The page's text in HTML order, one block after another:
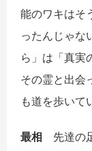
能のワキはそ
ったんじゃな
ら」は「真実
その霊と出会
も道を歩いて
最相 先達の